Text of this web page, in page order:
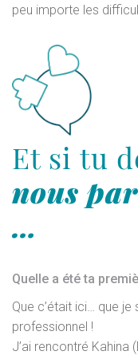
peu importe les
Et si tu
nous
…
Quelle a été ta
Que c’était ici… que
professionnel !
J’ai rencontré Kahina